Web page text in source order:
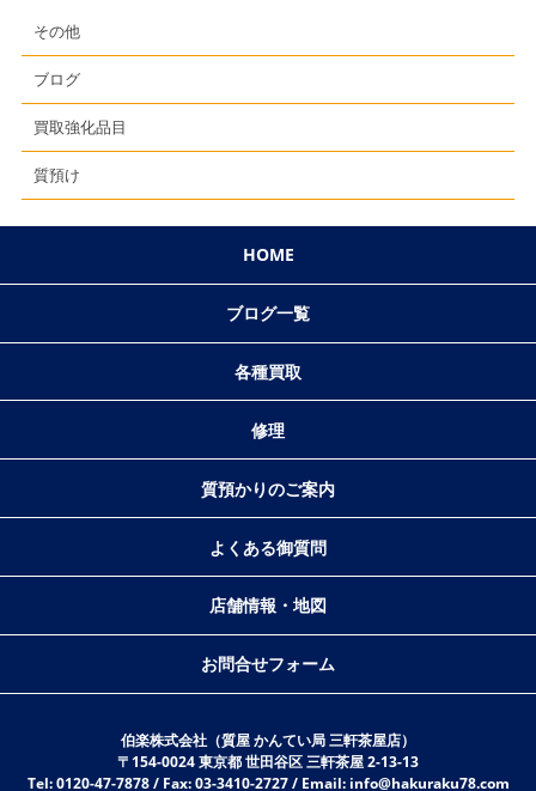
その他
ブログ
買取強化品目
質預け
HOME
ブログ一覧
各種買取
修理
質預かりのご案内
よくある御質問
店舗情報・地図
お問合せフォーム
伯楽株式会社（質屋 かんてい局 三軒茶屋店）
〒154-0024 東京都 世田谷区 三軒茶屋 2-13-13
Tel: 0120-47-7878 / Fax: 03-3410-2727 / Email: info@hakuraku78.com